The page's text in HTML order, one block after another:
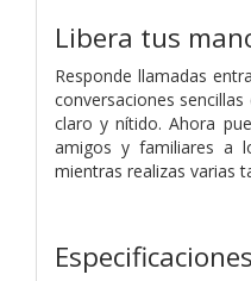
Libera tus
Responde llamadas
conversaciones
claro y nítido. Ahora
amigos y familiares a
mientras realizas varias
Especificaciones